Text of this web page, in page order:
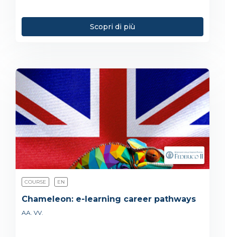
Scopri di più
COURSE EN
Chameleon: e-learning career pathways
AA. VV.